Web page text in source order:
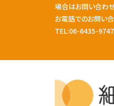
場合はお問い合わせ
お電話でのお問い
TEL:06-6435-9747